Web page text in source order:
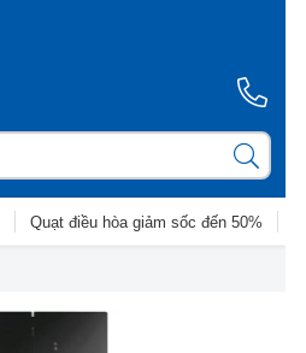
Quạt điều hòa giảm sốc đến 50%